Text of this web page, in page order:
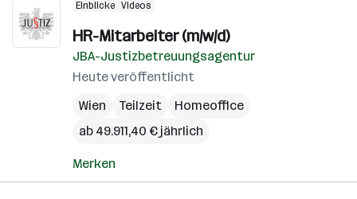
Einblicke Videos
HR-Mitarbeiter (m/w/d)
JBA-Justizbetreuungsagentur
Heute veröffentlicht
Wien
Teilzeit
Homeoffice
ab 49.911,40 € jährlich
Merken